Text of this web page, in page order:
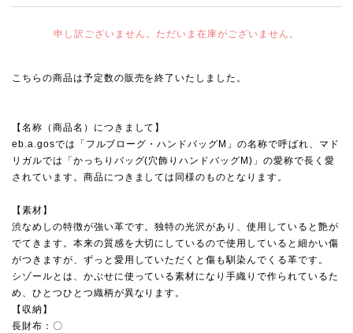
申し訳ございません。ただいま在庫がございません。
こちらの商品は予定数の販売を終了いたしました。
【名称（商品名）につきまして】
eb.a.gosでは「フルブローグ・ハンドバッグM」の名称で呼ばれ、マド
リガルでは「かっちりバッグ(穴飾りハンドバッグM)」の愛称で長く愛
されています。商品につきましては同様のものとなります。
【素材】
渋なめしの特徴が強い革です。独特の光沢があり、使用していると艶が
でてきます。本来の質感を大切にしているので使用していると細かい傷
がつきますが、ずっと愛用していただくと傷も馴染んでくる革です。
シゾールとは、かぶせに使っている素材になり手織りで作られているた
め、ひとつひとつ織柄が異なります。
【収納】
長財布：〇